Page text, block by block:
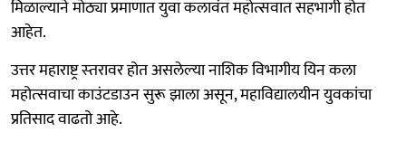
मिळाल्याने मोठ्या प्रमाणात युवा कलावंत महोत्सवात सहभागी होत
आहेत.
उत्तर महाराष्ट्र स्‍तरावर होत असलेल्‍या नाशिक विभागीय यिन कला
महोत्‍सवाचा काउंटडाउन सुरू झाला असून, महाविद्यालयीन युवकांचा
प्रतिसाद वाढतो आहे.